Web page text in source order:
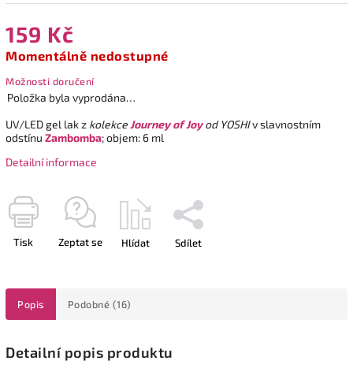
159 Kč
Momentálně nedostupné
Možnosti doručení
Položka byla vyprodána…
UV/LED gel lak z kolekceJourney of Joyod YOSHIv slavnostním
odstínu Zambomba; objem: 6 ml
Detailní informace
Tisk Zeptat se Hlídat Sdílet
Popis Podobné (16)
Detailní popis produktu